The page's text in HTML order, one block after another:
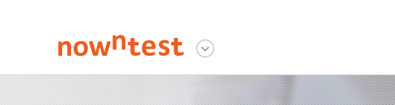
다른사이트 보기